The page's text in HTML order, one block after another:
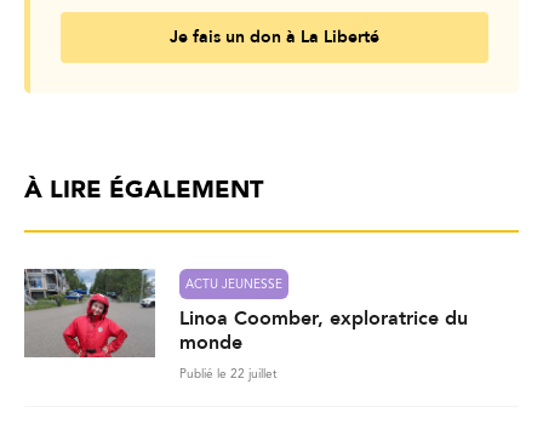
Je fais un don à La Liberté
À LIRE ÉGALEMENT
ACTU JEUNESSE
Linoa Coomber, exploratrice du
monde
Publié le 22 juillet